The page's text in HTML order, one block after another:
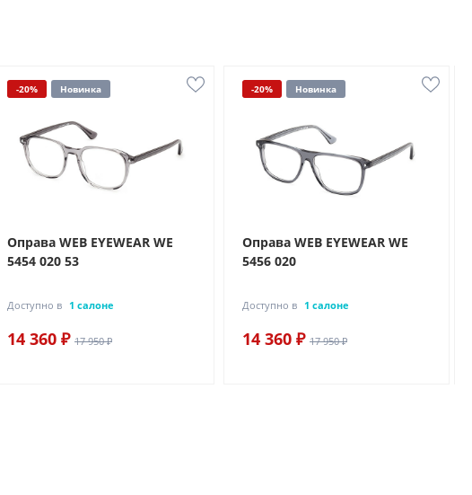
-20% Новинка
Оправа WEB EYEWEAR WE
5454 020 53
Доступно в 1 салоне
14 360 ₽ 17 950 ₽
-20% Новинка
Оправа WEB EYEWEAR WE
5456 020
Доступно в 1 салоне
14 360 ₽ 17 950 ₽